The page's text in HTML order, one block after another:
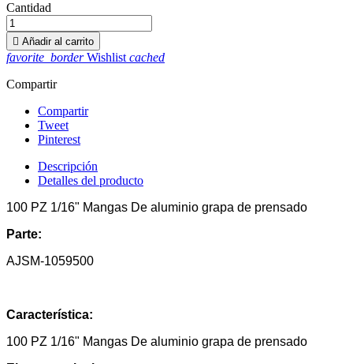
Cantidad
 Añadir al carrito
favorite_border Wishlist cached
Compartir
Compartir
Tweet
Pinterest
Descripción
Detalles del producto
100 PZ 1/16" Mangas De aluminio grapa de prensado
Parte:
AJSM-1059500
Característica:
100 PZ 1/16" Mangas De aluminio grapa de prensado